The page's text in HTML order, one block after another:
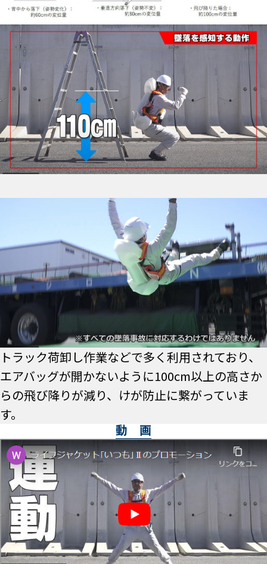
トラック荷卸し作業などで多く利用されており、
エアバッグが開かないように100cm以上の高さか
らの飛び降りが減り、けが防止に繋がっていま
す。
動 画